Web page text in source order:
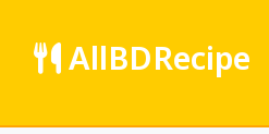
AllBDRecipe